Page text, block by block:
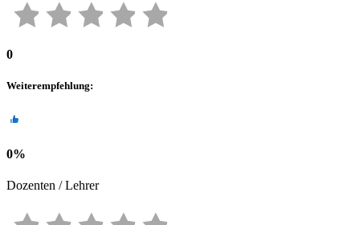
0
Weiterempfehlung:
0%
Dozenten / Lehrer